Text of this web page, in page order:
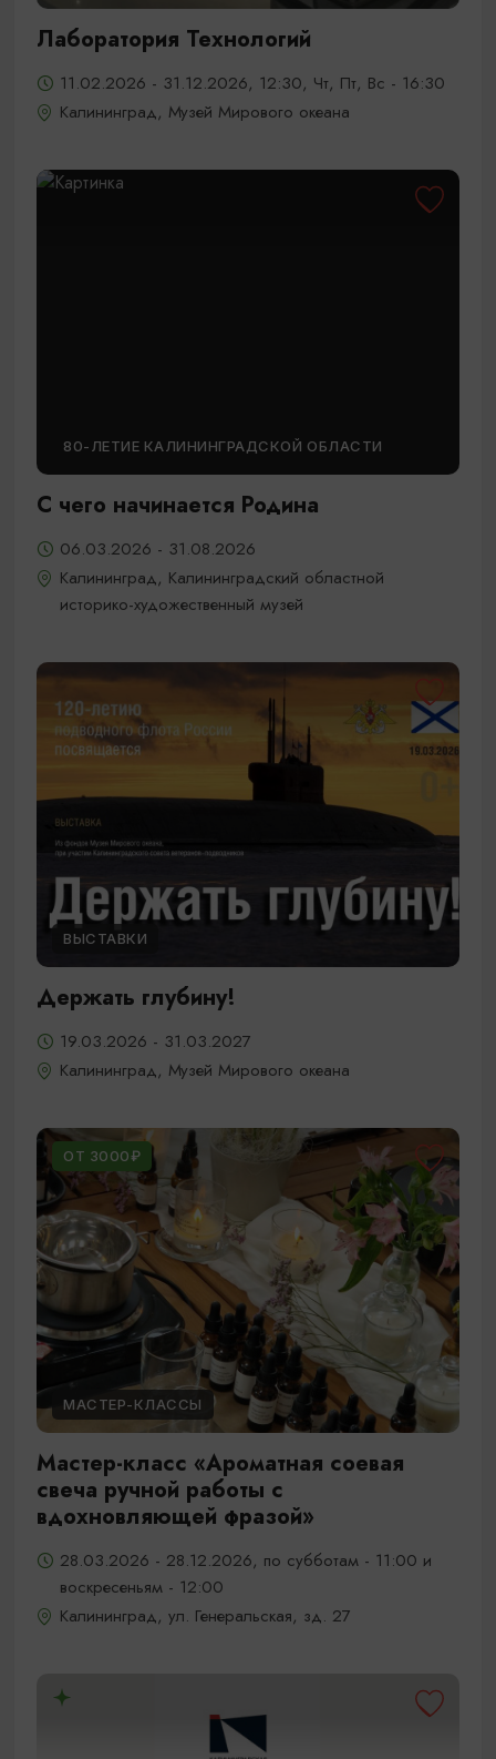
Лаборатория Технологий
11.02.2026 - 31.12.2026, 12:30, Чт, Пт, Вс - 16:30
Калининград, Музей Мирового океана
80-ЛЕТИЕ КАЛИНИНГРАДСКОЙ ОБЛАСТИ
С чего начинается Родина
06.03.2026 - 31.08.2026
Калининград, Калининградский областной
историко-художественный музей
ВЫСТАВКИ
Держать глубину!
19.03.2026 - 31.03.2027
Калининград, Музей Мирового океана
ОТ 3000₽
МАСТЕР-КЛАССЫ
Мастер-класс «Ароматная соевая
свеча ручной работы с
вдохновляющей фразой»
28.03.2026 - 28.12.2026, по субботам - 11:00 и
воскресеньям - 12:00
Калининград, ул. Генеральская, зд. 27